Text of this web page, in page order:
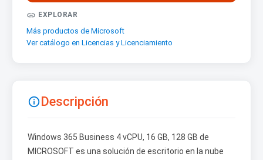
 EXPLORAR
Más productos de Microsoft
Ver catálogo en Licencias y Licenciamiento
Descripción
Windows 365 Business 4 vCPU, 16 GB, 128 GB de
MICROSOFT es una solución de escritorio en la nube